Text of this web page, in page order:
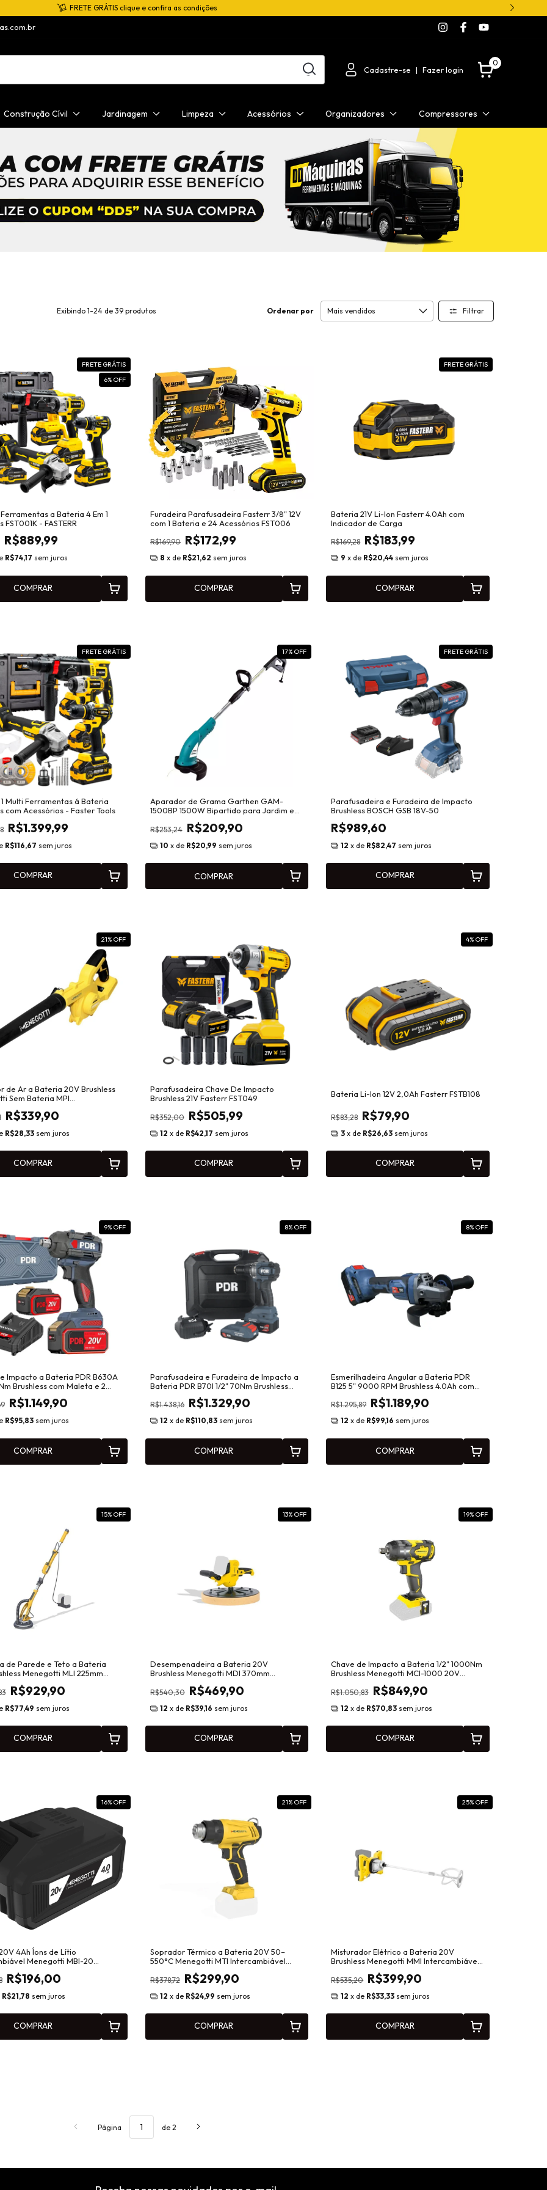
Ofertas do Dia! Confira
Cadastre-se | Fazer login
0
Construção Cívil Jardinagem Limpeza Acessórios Organizadores Compressores
Exibindo 1-24 de 39 produtos Ordenar por Filtrar
FRETE GRÁTIS
6% OFF
a Bateria 4 Em 1
FST001K - FASTERR
R$889,99
R$74,17 sem juros
COMPRAR
Furadeira Parafusadeira Fasterr 3/8" 12V
com 1 Bateria e 24 Acessórios FST006
R$169,90 R$172,99
8 x de R$21,62 sem juros
COMPRAR
FRETE GRÁTIS
Bateria 21V Li-Ion Fasterr 4.0Ah com
Indicador de Carga
R$169,28 R$183,99
9 x de R$20,44 sem juros
COMPRAR
FRETE GRÁTIS
Multi Ferramentas á Bateria
com Acessórios - Faster Tools
R$1.399,99
R$116,67 sem juros
COMPRAR
17% OFF
Aparador de Grama Garthen GAM-
1500BP 1500W Bipartido para Jardim e
R$253,24 R$209,90
10 x de R$20,99 sem juros
COMPRAR
FRETE GRÁTIS
Parafusadeira e Furadeira de Impacto
Brushless BOSCH GSB 18V-50
R$989,60
12 x de R$82,47 sem juros
COMPRAR
21% OFF
de Ar a Bateria 20V Brushless
Sem Bateria MPI
R$339,90
R$28,33 sem juros
COMPRAR
Parafusadeira Chave De Impacto
Brushless 21V Fasterr FST049
R$352,00 R$505,99
12 x de R$42,17 sem juros
COMPRAR
4% OFF
Bateria Li-Ion 12V 2,0Ah Fasterr FSTB108
R$83,28 R$79,90
3 x de R$26,63 sem juros
COMPRAR
9% OFF
Impacto a Bateria PDR B630A
Brushless com Maleta e 2
R$1.149,90
R$95,83 sem juros
COMPRAR
8% OFF
Parafusadeira e Furadeira de Impacto a
Bateria PDR B70I 1/2" 70Nm Brushless
com 2 Baterias
R$1.438,16 R$1.329,90
12 x de R$110,83 sem juros
COMPRAR
8% OFF
Esmerilhadeira Angular a Bateria PDR
B125 5" 9000 RPM Brushless 4.0Ah com
R$1.295,89 R$1.189,90
12 x de R$99,16 sem juros
COMPRAR
15% OFF
de Parede e Teto a Bateria
Menegotti MLI 225mm
40860806
R$929,90
R$77,49 sem juros
COMPRAR
13% OFF
Desempenadeira a Bateria 20V
Brushless Menegotti MDI 370mm
Intercambiável 40860420
R$540,30 R$469,90
12 x de R$39,16 sem juros
COMPRAR
19% OFF
Chave de Impacto a Bateria 1/2" 1000Nm
Brushless Menegotti MCI-1000 20V
Intercambiável 40790131
R$1.050,83 R$849,90
12 x de R$70,83 sem juros
COMPRAR
16% OFF
4Ah Íons de Lítio
Menegotti MBI-20
R$196,00
R$21,78 sem juros
COMPRAR
21% OFF
Soprador Térmico a Bateria 20V 50–
550°C Menegotti MTI Intercambiável
R$378,72 R$299,90
12 x de R$24,99 sem juros
COMPRAR
25% OFF
Misturador Elétrico a Bateria 20V
Brushless Menegotti MMI Intercambiável
R$535,20 R$399,90
12 x de R$33,33 sem juros
COMPRAR
Página de 2